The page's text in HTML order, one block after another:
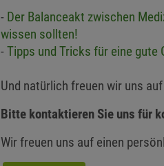
Der Balanceakt zwischen
wissen sollten!
Tipps und Tricks für eine gute
Und natürlich freuen wir uns
Bitte kontaktieren Sie uns für
Wir freuen uns auf einen